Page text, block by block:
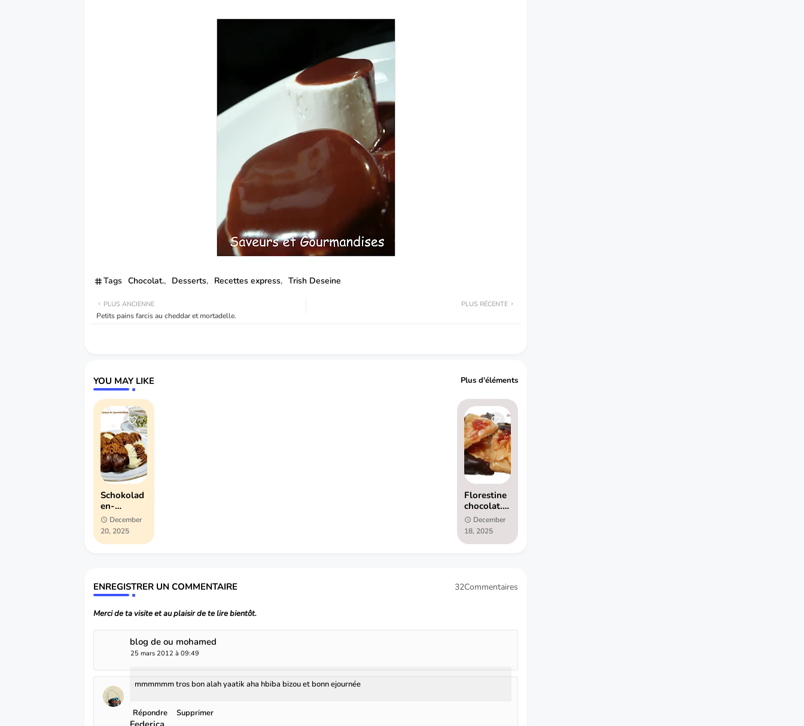
Tags Chocolat. Desserts Recettes express Trish Deseine
PLUS RÉCENTE
PLUS ANCIENNE
Petits pains farcis au cheddar et mortadelle.
YOU MAY LIKE Plus d'éléments
Schokolad
en-
Spritzgeba
ck -
Biscuits
chocolat
December
20, 2025
Florestine
chocolat.
Gourmandi
ses
croquantes
December
18, 2025
ENREGISTRER UN COMMENTAIRE 32Commentaires
Merci de ta visite et au plaisir de te lire bientôt.
blog de ou mohamed
25 mars 2012 à 09:49
mmmmmm tros bon alah yaatik aha hbiba bizou et bonn ejournée
Répondre Supprimer